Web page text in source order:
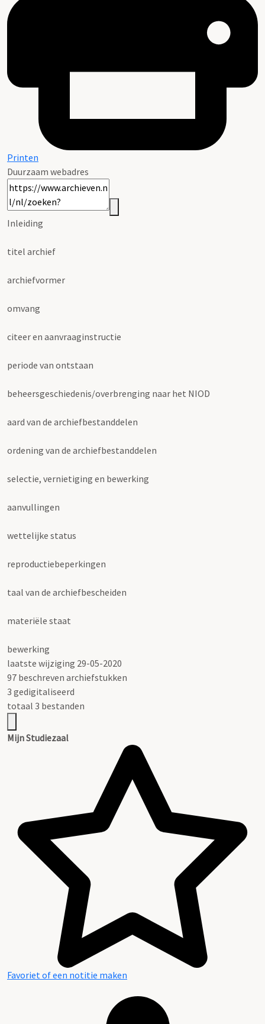
Printen
Duurzaam webadres
Inleiding
titel archief
archiefvormer
omvang
citeer en aanvraaginstructie
periode van ontstaan
beheersgeschiedenis/overbrenging naar het NIOD
aard van de archiefbestanddelen
ordening van de archiefbestanddelen
selectie, vernietiging en bewerking
aanvullingen
wettelijke status
reproductiebeperkingen
taal van de archiefbescheiden
materiële staat
bewerking
laatste wijziging 29-05-2020
97 beschreven archiefstukken
3 gedigitaliseerd
totaal 3 bestanden
Mijn Studiezaal
Favoriet of een notitie maken